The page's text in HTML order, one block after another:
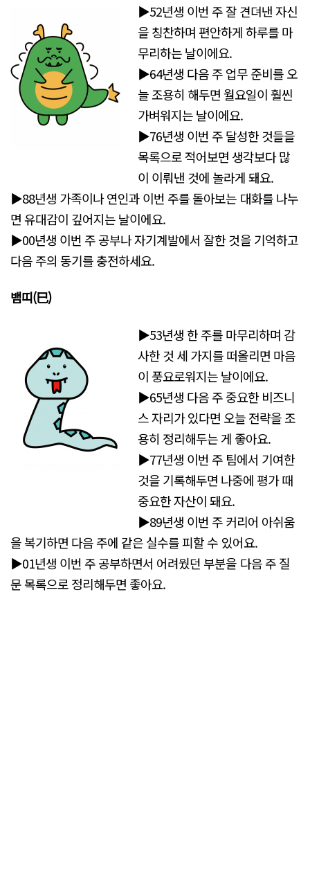
▶52년생 이번 주 잘 견뎌낸 자신
을 칭찬하며 편안하게 하루를 마
무리하는 날이에요.
▶64년생 다음 주 업무 준비를 오
늘 조용히 해두면 월요일이 훨씬
가벼워지는 날이에요.
▶76년생 이번 주 달성한 것들을
목록으로 적어보면 생각보다 많
이 이뤄낸 것에 놀라게 돼요.
▶88년생 가족이나 연인과 이번 주를 돌아보는 대화를 나누
면 유대감이 깊어지는 날이에요.
▶00년생 이번 주 공부나 자기계발에서 잘한 것을 기억하고
다음 주의 동기를 충전하세요.
뱀띠(巳)
▶53년생 한 주를 마무리하며 감
사한 것 세 가지를 떠올리면 마음
이 풍요로워지는 날이에요.
▶65년생 다음 주 중요한 비즈니
스 자리가 있다면 오늘 전략을 조
용히 정리해두는 게 좋아요.
▶77년생 이번 주 팀에서 기여한
것을 기록해두면 나중에 평가 때
중요한 자산이 돼요.
▶89년생 이번 주 커리어 아쉬움
을 복기하면 다음 주에 같은 실수를 피할 수 있어요.
▶01년생 이번 주 공부하면서 어려웠던 부분을 다음 주 질
문 목록으로 정리해두면 좋아요.